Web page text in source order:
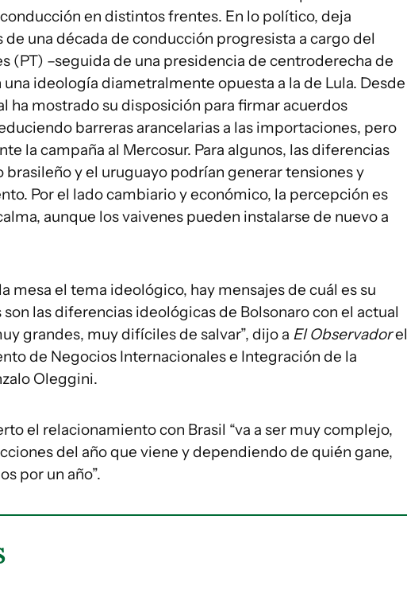
en distintos frentes. En lo político, deja
una década de conducción progresista a cargo del
(PT) –seguida de una presidencia de centroderecha de
ideología diametralmente opuesta a la de Lula. Desde
ha mostrado su disposición para firmar acuerdos
barreras arancelarias a las importaciones, pero
la campaña al Mercosur. Para algunos, las diferencias
y el uruguayo podrían generar tensiones y
Por el lado cambiario y económico, la percepción es
aunque los vaivenes pueden instalarse de nuevo a
mesa el tema ideológico, hay mensajes de cuál es su
las diferencias ideológicas de Bolsonaro con el actual
grandes, muy difíciles de salvar”, dijo a El Observadorel
de Negocios Internacionales e Integración de la
Oleggini.
el relacionamiento con Brasil “va a ser muy complejo,
del año que viene y dependiendo de quién gane,
por un año”.